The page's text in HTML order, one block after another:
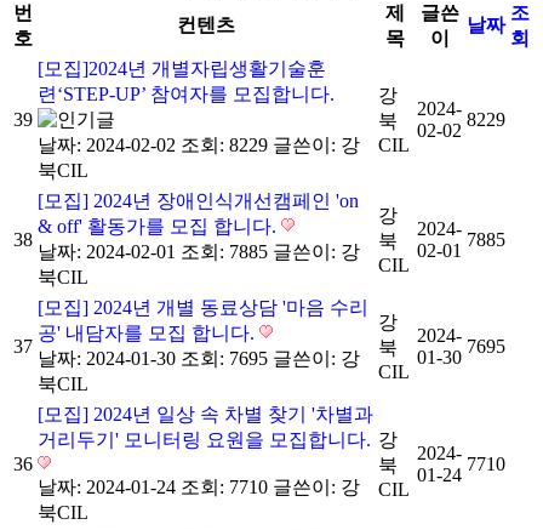
번
호
컨텐츠
제
목
글쓴
이
날짜
조
회
39
[모집]2024년 개별자립생활기술훈
련‘STEP-UP’ 참여자를 모집합니다.
날짜: 2024-02-02 조회: 8229 글쓴이: 강
북CIL
강
북
CIL
2024-
02-02
8229
38
[모집] 2024년 장애인식개선캠페인 'on
& off' 활동가를 모집 합니다.
날짜: 2024-02-01 조회: 7885 글쓴이: 강
북CIL
강
북
CIL
2024-
02-01
7885
37
[모집] 2024년 개별 동료상담 '마음 수리
공' 내담자를 모집 합니다.
날짜: 2024-01-30 조회: 7695 글쓴이: 강
북CIL
강
북
CIL
2024-
01-30
7695
36
[모집] 2024년 일상 속 차별 찾기 '차별과
거리두기' 모니터링 요원을 모집합니다.
날짜: 2024-01-24 조회: 7710 글쓴이: 강
북CIL
강
북
CIL
2024-
01-24
7710